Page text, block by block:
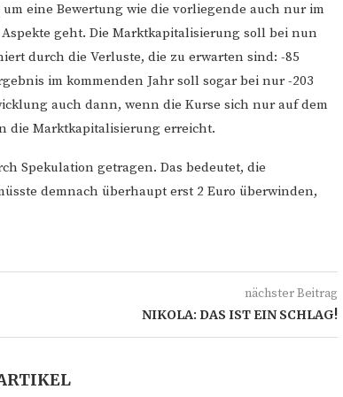
eine Bewertung wie die vorliegende auch nur im
geht. Die Marktkapitalisierung soll bei nun
durch die Verluste, die zu erwarten sind: -85
im kommenden Jahr soll sogar bei nur -203
auch dann, wenn die Kurse sich nur auf dem
die Marktkapitalisierung erreicht.
Spekulation getragen. Das bedeutet, die
demnach überhaupt erst 2 Euro überwinden,
nächster Beitrag
NIKOLA: DAS IST EIN SCHLAG!